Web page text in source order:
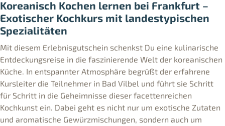
Koreanisch Kochen lernen bei Frankfurt –
Exotischer Kochkurs mit landestypischen
Spezialitäten
Mit diesem Erlebnisgutschein schenkst Du eine kulinarische
Entdeckungsreise in die faszinierende Welt der koreanischen
Küche. In entspannter Atmosphäre begrüßt der erfahrene
Kursleiter die Teilnehmer in Bad Vilbel und führt sie Schritt
für Schritt in die Geheimnisse dieser facettenreichen
Kochkunst ein. Dabei geht es nicht nur um exotische Zutaten
und aromatische Gewürzmischungen, sondern auch um